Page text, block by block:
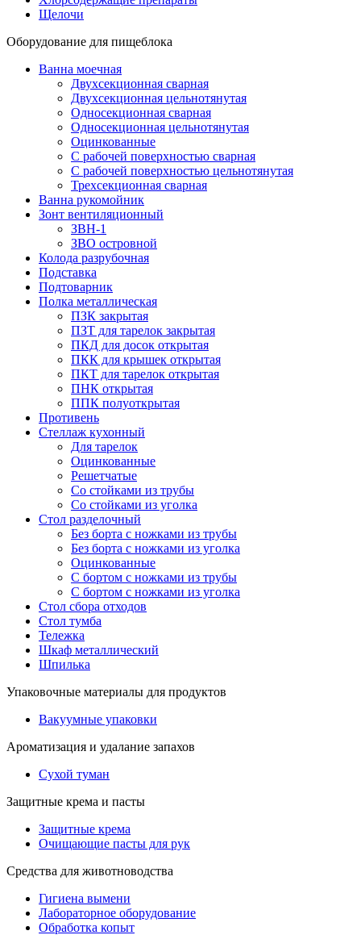
Щелочи
Оборудование для пищеблока
Ванна моечная
Двухсекционная сварная
Двухсекционная цельнотянутая
Односекционная сварная
Односекционная цельнотянутая
Оцинкованные
С рабочей поверхностью сварная
С рабочей поверхностью цельнотянутая
Трехсекционная сварная
Ванна рукомойник
Зонт вентиляционный
ЗВН-1
ЗВО островной
Колода разрубочная
Подставка
Подтоварник
Полка металлическая
ПЗК закрытая
ПЗТ для тарелок закрытая
ПКД для досок открытая
ПКК для крышек открытая
ПКТ для тарелок открытая
ПНК открытая
ППК полуоткрытая
Противень
Стеллаж кухонный
Для тарелок
Оцинкованные
Решетчатые
Со стойками из трубы
Со стойками из уголка
Стол разделочный
Без борта с ножками из трубы
Без борта с ножками из уголка
Оцинкованные
С бортом с ножками из трубы
С бортом с ножками из уголка
Стол сбора отходов
Стол тумба
Тележка
Шкаф металлический
Шпилька
Упаковочные материалы для продуктов
Вакуумные упаковки
Ароматизация и удалание запахов
Сухой туман
Защитные крема и пасты
Защитные крема
Очищающие пасты для рук
Средства для животноводства
Гигиена вымени
Лабораторное оборудование
Обработка копыт